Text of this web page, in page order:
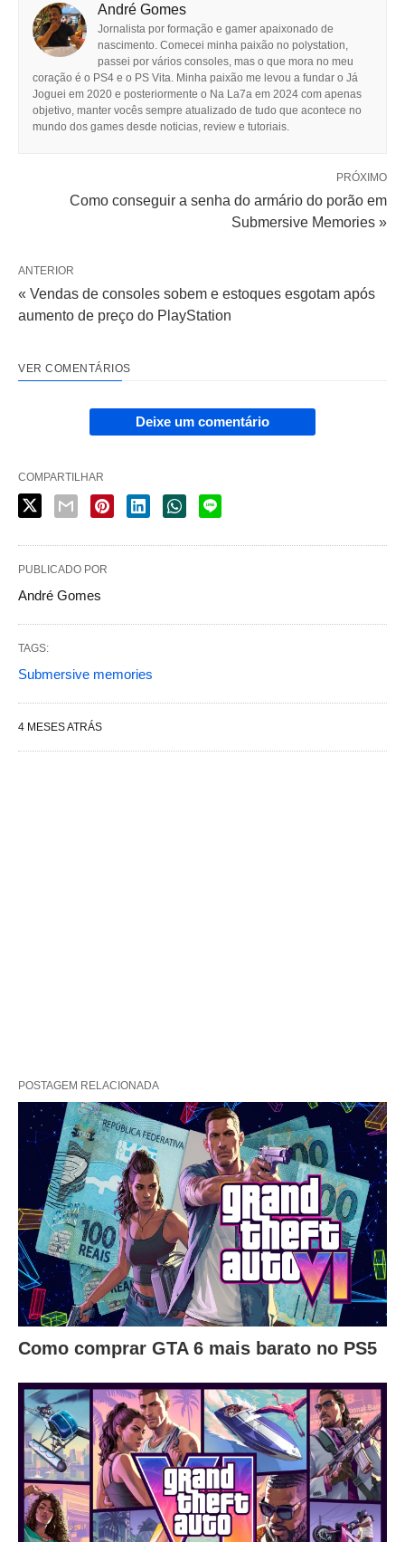
André Gomes
Jornalista por formação e gamer apaixonado de
nascimento. Comecei minha paixão no polystation,
passei por vários consoles, mas o que mora no meu
coração é o PS4 e o PS Vita. Minha paixão me levou a fundar o Já
Joguei em 2020 e posteriormente o Na La7a em 2024 com apenas
objetivo, manter vocês sempre atualizado de tudo que acontece no
mundo dos games desde noticias, review e tutoriais.
PRÓXIMO
Como conseguir a senha do armário do porão em
Submersive Memories »
ANTERIOR
« Vendas de consoles sobem e estoques esgotam após
aumento de preço do PlayStation
VER COMENTÁRIOS
Deixe um comentário
COMPARTILHAR
PUBLICADO POR
André Gomes
TAGS:
Submersive memories
4 MESES ATRÁS
POSTAGEM RELACIONADA
Como comprar GTA 6 mais barato no PS5